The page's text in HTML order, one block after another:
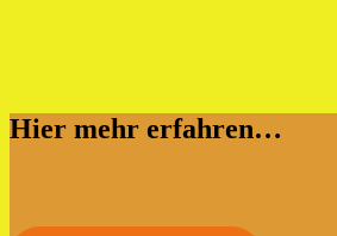
Hier mehr erfahren…